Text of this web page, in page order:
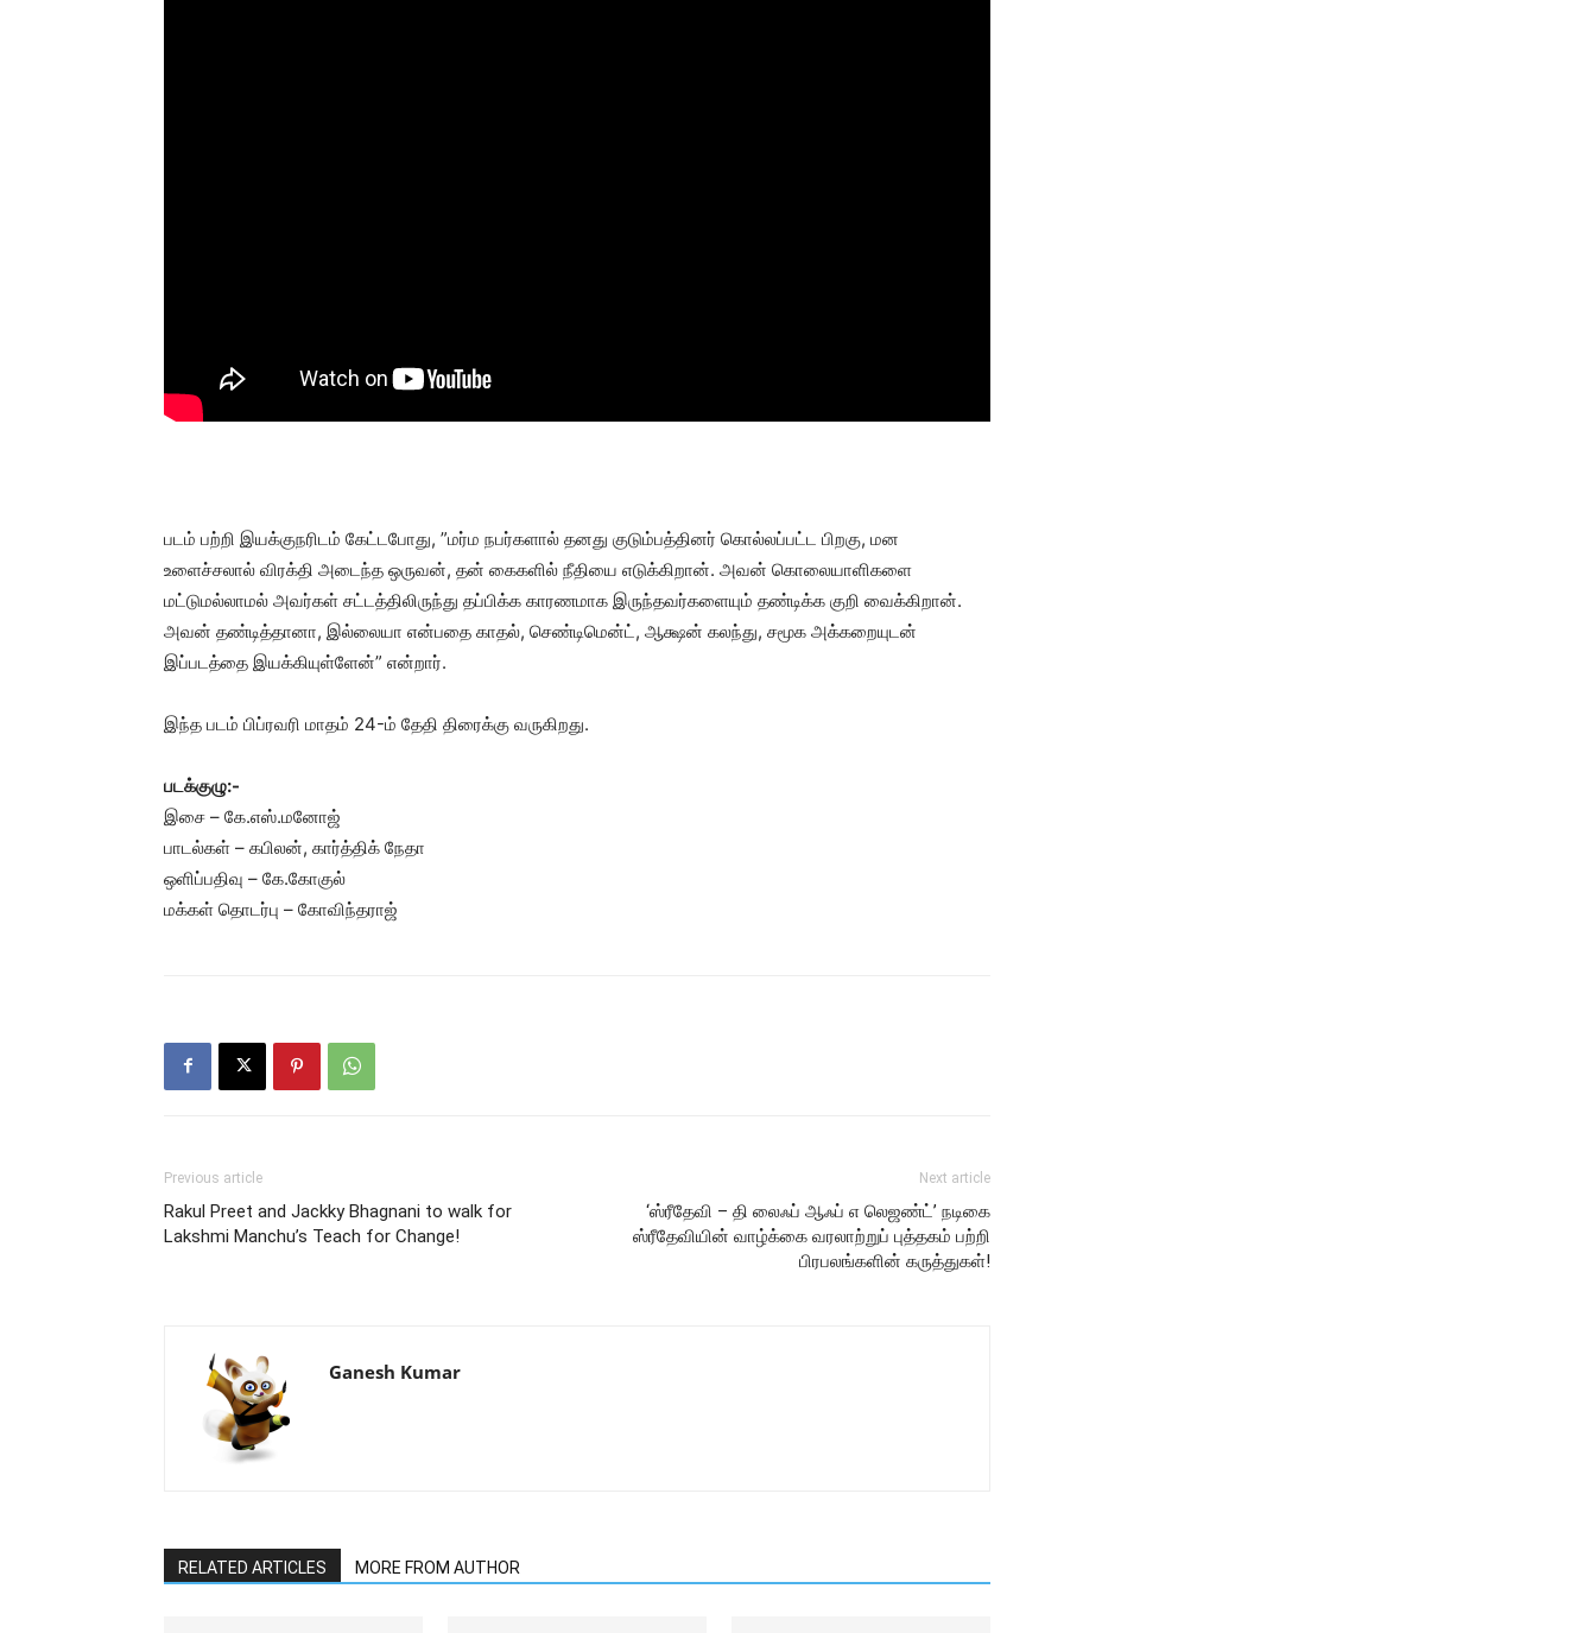
படம் பற்றி இயக்குநரிடம் கேட்டபோது, ”மர்ம நபர்களால் தனது குடும்பத்தினர் கொல்லப்பட்ட பிறகு, மன
உளைச்சலால் விரக்தி அடைந்த ஒருவன், தன் கைகளில் நீதியை எடுக்கிறான். அவன் கொலையாளிகளை
மட்டுமல்லாமல் அவர்கள் சட்டத்திலிருந்து தப்பிக்க காரணமாக இருந்தவர்களையும் தண்டிக்க குறி வைக்கிறான்.
அவன் தண்டித்தானா, இல்லையா என்பதை காதல், செண்டிமென்ட், ஆக்ஷன் கலந்து, சமூக அக்கறையுடன்
இப்படத்தை இயக்கியுள்ளேன்” என்றார்.
இந்த படம் பிப்ரவரி மாதம் 24-ம் தேதி திரைக்கு வருகிறது.
படக்குழு:-
இசை – கே.எஸ்.மனோஜ்
பாடல்கள் – கபிலன், கார்த்திக் நேதா
ஒளிப்பதிவு – கே.கோகுல்
மக்கள் தொடர்பு – கோவிந்தராஜ்
Previous article
Rakul Preet and Jackky Bhagnani to walk for
Lakshmi Manchu’s Teach for Change!
Next article
‘ஸ்ரீதேவி – தி லைஃப் ஆஃப் எ லெஜண்ட்’ நடிகை
ஸ்ரீதேவியின் வாழ்க்கை வரலாற்றுப் புத்தகம் பற்றி
பிரபலங்களின் கருத்துகள்!
Ganesh Kumar
RELATED ARTICLES MORE FROM AUTHOR